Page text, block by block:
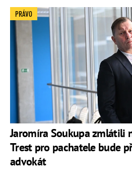
Jaromíra Soukupa zmlátili
Trest pro pachatele bude
advokát
PRÁVO